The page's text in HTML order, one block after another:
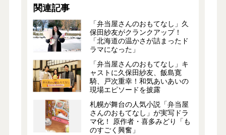
関連記事
「弁当屋さんのおもてなし」久
保田紗友がクランクアップ！
「北海道の温かさが詰まったド
ラマになった」
「弁当屋さんのおもてなし」キ
ャストに久保田紗友、飯島寛
騎、戸次重幸！和気あいあいの
現場エピソードを披露
札幌が舞台の人気小説「弁当屋
さんのおもてなし」が実写ドラ
マ化！ 原作者・喜多みどり「も
のすごく興奮」